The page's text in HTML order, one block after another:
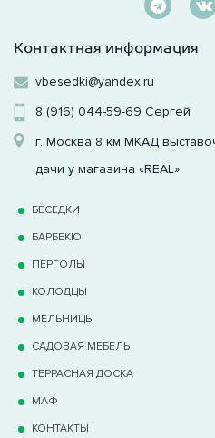
Контактная информация
vbesedki@yandex.ru
8 (916) 044-59-69 Сергей
г. Москва 8 км МКАД
дачи у магазина «REAL»
БЕСЕДКИ
БАРБЕКЮ
ПЕРГОЛЫ
КОЛОДЦЫ
МЕЛЬНИЦЫ
САДОВАЯ МЕБЕЛЬ
ТЕРРАCНАЯ ДОСКА
МАФ
КОНТАКТЫ